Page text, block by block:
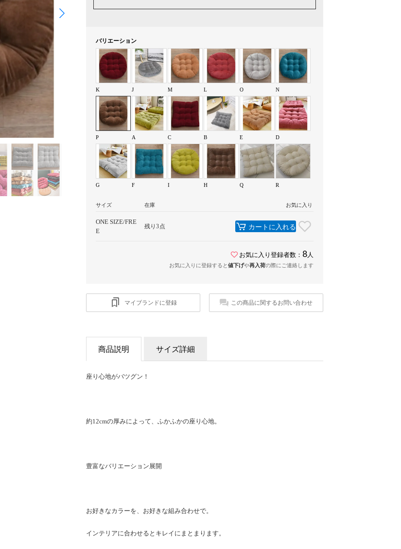
バリエーション
K J M L O N
P A C B E D
G F I H Q R
サイズ 在庫 お気に入り
ONE SIZE/FRE
E
残り3点 カートに入れる
お気に入り登録者数： 8 人
お気に入りに登録すると値下げや再入荷の際にご連絡します
マイブランドに登録 この商品に関するお問い合わせ
商品説明 サイズ詳細
座り心地がバツグン！
約12cmの厚みによって、ふかふかの座り心地。
豊富なバリエーション展開
お好きなカラーを、お好きな組み合わせで。
インテリアに合わせるとキレイにまとまります。